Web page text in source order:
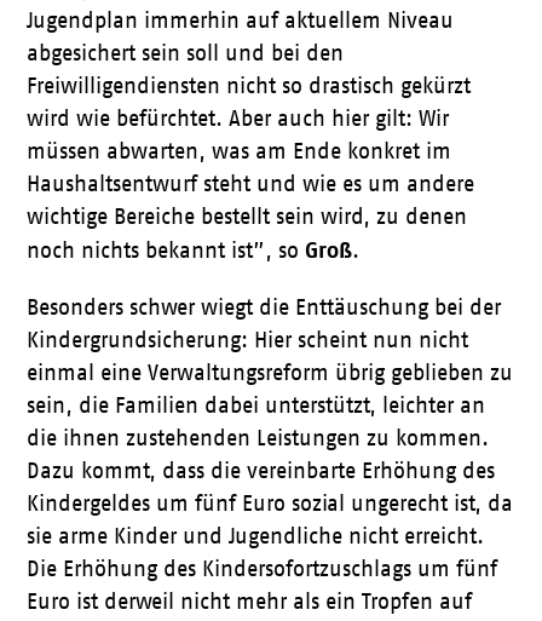
Jugendplan immerhin auf aktuellem Niveau
abgesichert sein soll und bei den
Freiwilligendiensten nicht so drastisch gekürzt
wird wie befürchtet. Aber auch hier gilt: Wir
müssen abwarten, was am Ende konkret im
Haushaltsentwurf steht und wie es um andere
wichtige Bereiche bestellt sein wird, zu denen
noch nichts bekannt ist”, so Groß.
Besonders schwer wiegt die Enttäuschung bei der
Kindergrundsicherung: Hier scheint nun nicht
einmal eine Verwaltungsreform übrig geblieben zu
sein, die Familien dabei unterstützt, leichter an
die ihnen zustehenden Leistungen zu kommen.
Dazu kommt, dass die vereinbarte Erhöhung des
Kindergeldes um fünf Euro sozial ungerecht ist, da
sie arme Kinder und Jugendliche nicht erreicht.
Die Erhöhung des Kindersofortzuschlags um fünf
Euro ist derweil nicht mehr als ein Tropfen auf